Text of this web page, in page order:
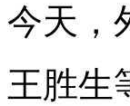
今天，
王胜生